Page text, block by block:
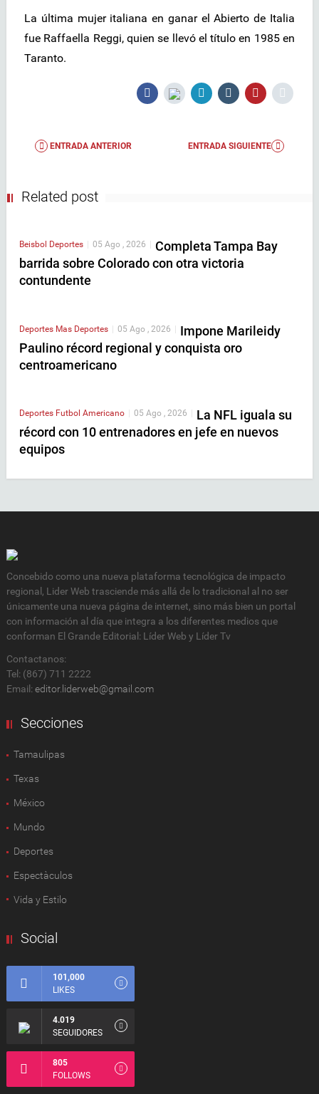
La última mujer italiana en ganar el Abierto de Italia
fue Raffaella Reggi, quien se llevó el título en 1985 en
Taranto.
ENTRADA ANTERIOR ENTRADA SIGUIENTE
Related post
Beisbol Deportes 05 Ago , 2026
Completa Tampa Bay
barrida sobre Colorado con otra victoria
contundente
Deportes Mas Deportes | 05 Ago , 2026 | Impone Marileidy
Paulino récord regional y conquista oro
centroamericano
Deportes Futbol Americano 05 Ago , 2026
La NFL iguala su
récord con 10 entrenadores en jefe en nuevos
equipos
Concebido como una nueva plataforma tecnológica de impacto
regional, Lider Web trasciende más allá de lo tradicional al no ser
únicamente una nueva página de internet, sino más bien un portal
con información al día que integra a los diferentes medios que
conforman El Grande Editorial: Líder Web y Líder Tv
Contactanos:
Tel: (867) 711 2222
Email: editor.liderweb@gmail.com
Secciones
Tamaulipas
Texas
México
Mundo
Deportes
Espectàculos
Vida y Estilo
Social
101,000
LIKES
4.019
SEGUIDORES
805
FOLLOWS